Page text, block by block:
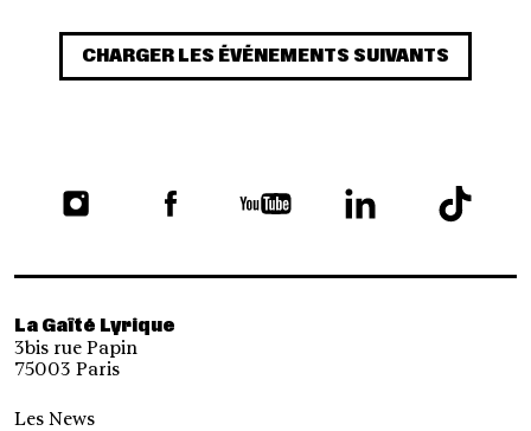
CHARGER LES ÉVÉNEMENTS SUIVANTS
La Gaîté Lyrique
3bis rue Papin
75003 Paris
Les News